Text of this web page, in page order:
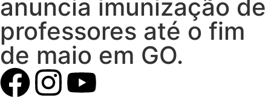
anuncia imunização de
professores até o fim
de maio em GO.